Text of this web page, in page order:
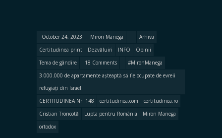
October 24, 2023 Miron Manega
Arhiva
Certitudinea print
Dezvăluiri INFO
Opinii
Tema de gândire
18 Comments
#MironManega
3.000.000 de apartamente așteaptă să fie ocupate de evreii
refugiați din Israel
CERTITUDINEA Nr. 148
certitudinea.com
certitudinea.ro
Cristian Troncotă
Lupta pentru România
Miron Manega
ortodox